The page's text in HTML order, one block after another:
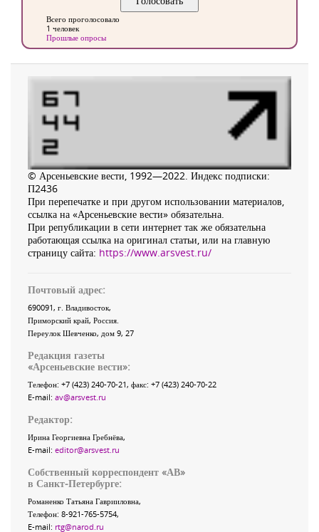
Всего проголосовало
1 человек
Прошлые опросы
© Арсеньевские вести, 1992—2022. Индекс подписки:
П2436
При перепечатке и при другом использовании материалов,
ссылка на «Арсеньевские вести» обязательна.
При републикации в сети интернет так же обязательна
работающая ссылка на оригинал статьи, или на главную
страницу сайта: https://www.arsvest.ru/
Почтовый адрес:
690091, г. Владивосток,
Приморский край, Россия
Переулок Шевченко, дом 9, 27
Редакция газеты
«Арсеньевские вести»:
Телефон: +7 (423) 240-70-21, факс: +7 (423) 240-70-22
E-mail: av@arsvest.ru
Редактор:
Ирина Георгиевна Гребнёва,
E-mail: editor@arsvest.ru
Собственный корреспондент «АВ»
в Санкт-Петербурге:
Романенко Татьяна Гаврииловна,
Телефон: 8-921-765-5754,
E-mail: rtg@narod.ru